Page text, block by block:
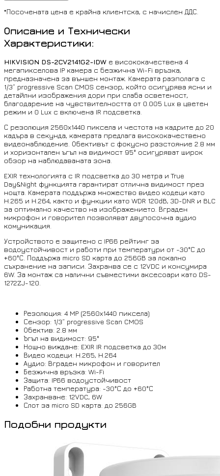
*Посочената цена е крайна клиентска, с начислен ДДС.
Описание и Технически
Характеристики:
HIKVISION DS-2CV2141G2-IDW е висококачествена 4
мегапикселова IP камера с безжична Wi-Fi връзка,
предназначена за външен монтаж. Камерата разполага с
1/3” progressive Scan CMOS сензор, който осигурява ясни и
детайлни изображения дори при слаба осветеност,
благодарение на чувствителността от 0.005 Lux в цветен
режим и 0 Lux с включена IR подсветка.
С резолюция 2560х1440 пиксела и честота на кадрите до 20
кадъра в секунда, камерата предлага висококачествено
видеонаблюдение. Обективът с фокусно разстояние 2.8 мм
и хоризонтален ъгъл на видимост 95° осигуряват широк
обзор на наблюдаваната зона.
EXIR технологията с IR подсветка до 30 метра и True
Day&Night функцията гарантират отлична видимост през
нощта. Камерата поддържа множество видео кодеци като
H.265 и H.264, както и функции като WDR 120dB, 3D-DNR и BLC
за оптимално качество на изображението. Вграден
микрофон и говорител позволяват двупосочна аудио
комуникация.
Устройството е защитено с IP66 рейтинг за
водоустойчивост и работи при температури от -30°С до
+60°С. Поддържа micro SD карта до 256GB за локално
съхранение на записи. Захранва се с 12VDC и консумира
6W. За монтаж са налични съвместими аксесоари като DS-
1272ZJ-120.
Резолюция: 4 MP (2560х1440 пиксела)
Сензор: 1/3” progressive Scan CMOS
Обектив: 2.8 мм
Ъгъл на видимост: 95°
Нощно виждане: EXIR IR подсветка до 30м
Видео кодеци: H.265, H.264
Аудио: Вграден микрофон и говорител
Безжична връзка: Wi-Fi
Защита: IP66 водоустойчивост
Работна температура: -30°С до +60°С
Захранване: 12VDC, 6W
Слот за micro SD карта: до 256GB
Подобни продукти